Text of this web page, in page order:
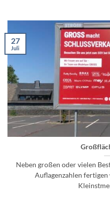
Neben großen oder vielen
Auflagenzahlen
27
Juli